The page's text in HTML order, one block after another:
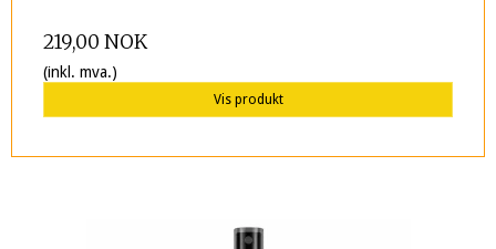
219,00 NOK
(inkl. mva.)
Vis produkt